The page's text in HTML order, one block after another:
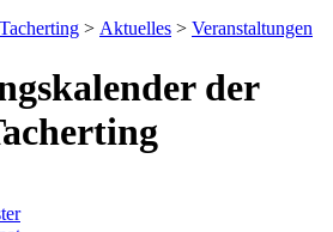
> Aktuelles > Veranstaltungen
der